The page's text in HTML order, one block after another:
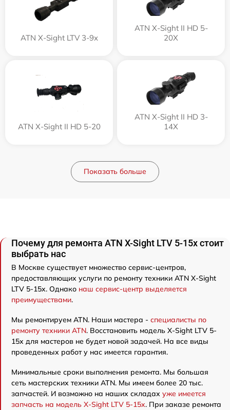
ATN X-Sight LTV 3-9x
ATN X-Sight II HD 5-
20X
ATN X-Sight II HD 5-20
ATN X-Sight II HD 3-
14X
Показать больше
Почему для ремонта ATN X-Sight LTV 5-15x стоит
выбрать нас
В Москве существует множество сервис-центров,
предоставляющих услуги по ремонту техники ATN X-Sight
LTV 5-15x. Однако наш сервис-центр выделяется
преимуществами.
Мы ремонтируем ATN. Наши мастера - специалисты по
ремонту техники ATN. Восстановить модель X-Sight LTV 5-
15x для мастеров не будет новой задачей. На все виды
проведенных работ у нас имеется гарантия.
Минимальные сроки выполнения ремонта. Мы большая
сеть мастерских техники ATN. Мы имеем более 20 тыс.
запчастей. И возможно на наших складах уже имеется
запчасть на модель X-Sight LTV 5-15x. При заказе ремонта